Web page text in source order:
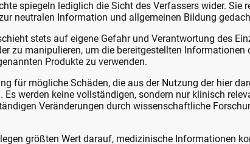
spiegeln lediglich die Sicht des Verfassers wider. Sie
neutralen Information und allgemeinen Bildung
stets auf eigene Gefahr und Verantwortung des
zu manipulieren, um die bereitgestellten Informationen
Produkte zu verwenden.
für mögliche Schäden, die aus der Nutzung der hier
werden keine vollständigen, sondern nur klinisch
Veränderungen durch wissenschaftliche
größten Wert darauf, medizinische Informationen